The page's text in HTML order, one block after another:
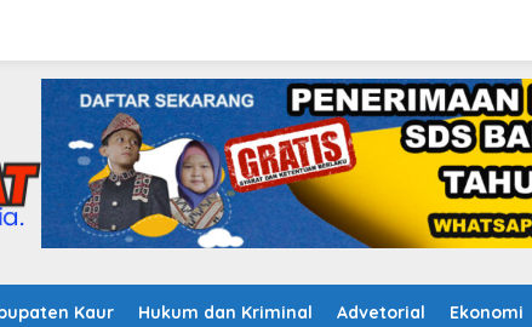
Kaur Hukum dan Kriminal Advetorial Ekonomi